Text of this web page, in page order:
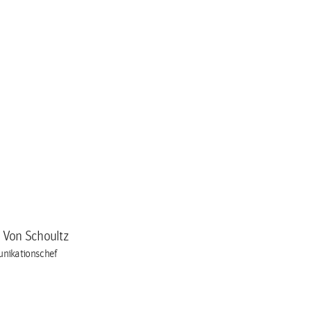
Schoultz